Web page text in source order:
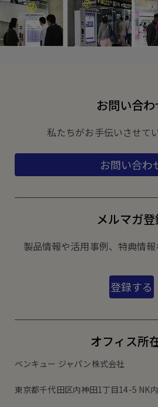
お問い合わ
私たちがお手伝いさせて
お問い合わ
メルマガ
製品情報や活用事例、特典情報
登録する
オフィス所
ベンキュー ジャパン株式会社
東京都千代田区内神田1丁目14-5 NK